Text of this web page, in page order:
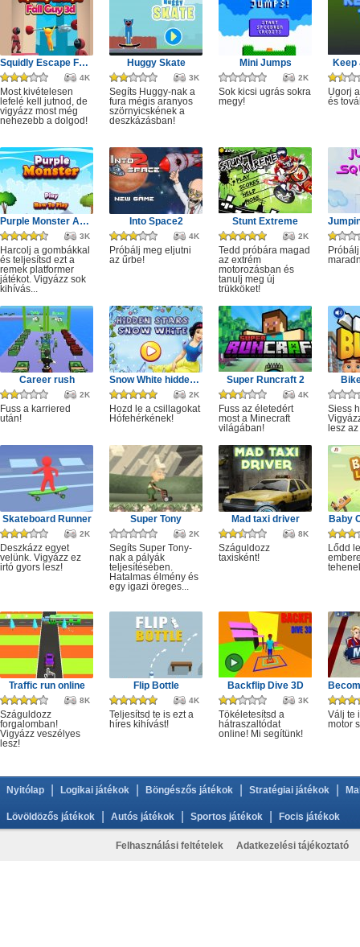
Squidly Escape Fall Guy 3D
4K
Most kivételesen
lefelé kell jutnod, de
vigyázz most még
nehezebb a dolgod!
Huggy Skate
3K
Segíts Huggy-nak a
fura mégis aranyos
szörnyicskének a
deszkázásban!
Mini Jumps
2K
Sok kicsi ugrás sokra
megy!
Keep
Ugorj
és
Purple Monster Adventure
3K
Harcolj a gombákkal
és teljesítsd ezt a
remek platformer
játékot. Vigyázz sok
kihívás...
Into Space2
4K
Próbálj meg eljutni
az űrbe!
Stunt Extreme
2K
Tedd próbára magad
az extrém
motorozásban és
tanulj meg új
trükköket!
Career rush
2K
Fuss a karriered
után!
Snow White hidden stars
2K
Hozd le a csillagokat
Hófehérkének!
Super Runcraft 2
4K
Fuss az életedért
most a Minecraft
világában!
Siess
lesz
Skateboard Runner
2K
Deszkázz egyet
velünk. Vigyázz ez
irtó gyors lesz!
Super Tony
2K
Segíts Super Tony-
nak a pályák
teljesítésében.
Hatalmas élmény és
egy igazi öreges...
Mad taxi driver
8K
Száguldozz
taxisként!
Baby
Lődd
Traffic run online
8K
Száguldozz
forgalomban!
Vigyázz veszélyes
lesz!
Flip Bottle
4K
Teljesítsd te is ezt a
híres kihívást!
Backflip Dive 3D
3K
Tökéletesítsd a
hátraszaltódat
online! Mi segítünk!
Válj te
motor
Nyitólap Logikai játékok Böngészős játékok Stratégiai játékok
Lövöldözős játékok Autós játékok Sportos játékok Focis játékok
Felhasználási feltételek Adatkezelési tájékoztató